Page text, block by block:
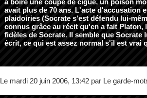
à boire une coupe de cigue, un poison
avait plus de 70 ans. L'acte d'accusation
plaidoiries (Socrate s'est défendu lui-
connus grâce au récit qu'en a fait Platon,
fidèles de Socrate. Il semble que Socrate
écrit, ce qui est assez normal s'il est vrai
Le mardi 20 juin 2006, 13:42 par Le garde-